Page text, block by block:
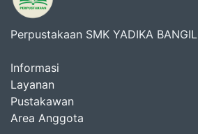
Perpustakaan SMK YADIKA BANGIL
Informasi
Layanan
Pustakawan
Area Anggota